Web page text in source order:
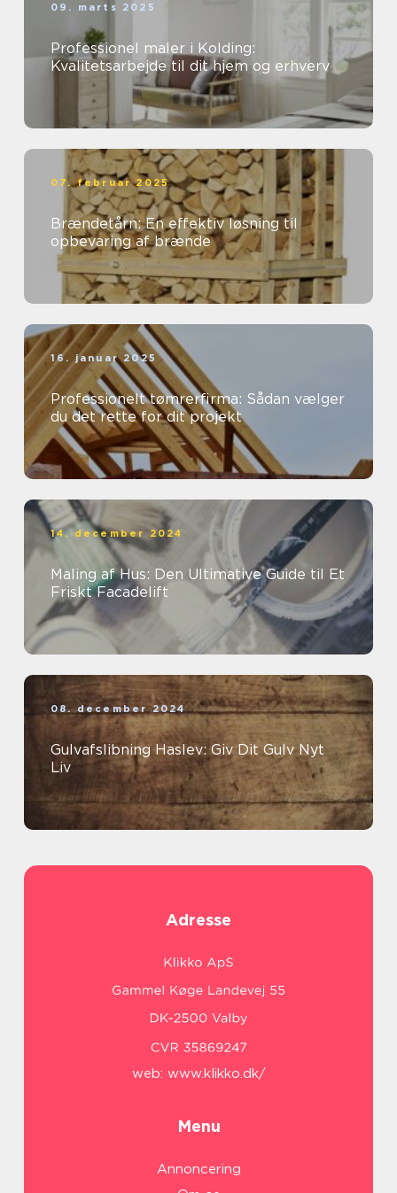
09. marts 2025
Professionel maler i Kolding:
Kvalitetsarbejde til dit hjem og erhverv
07. februar 2025
Brændetårn: En effektiv løsning til
opbevaring af brænde
16. januar 2025
Professionelt tømrerfirma: Sådan vælger
du det rette for dit projekt
14. december 2024
Maling af Hus: Den Ultimative Guide til Et
Friskt Facadelift
08. december 2024
Gulvafslibning Haslev: Giv Dit Gulv Nyt
Liv
Adresse
web: www.klikko.dk/
Menu
Annoncering